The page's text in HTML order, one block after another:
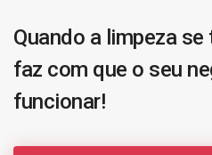
Quando a limpeza
faz com que o seu
funcionar!